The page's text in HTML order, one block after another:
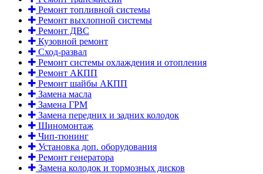
Ремонт топливной системы
Ремонт выхлопной системы
Ремонт ДВС
Кузовной ремонт
Сход-развал
Ремонт системы охлаждения и отопления
Ремонт АКПП
Ремонт шайбы АКПП
Замена масла
Замена ГРМ
Замена передних и задних колодок
Шиномонтаж
Чип-тюнинг
Установка доп. оборудования
Ремонт генератора
Замена колодок и тормозных дисков